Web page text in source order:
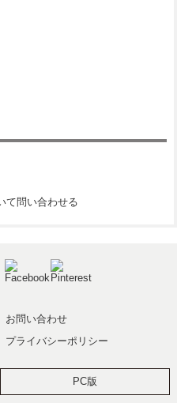
お問い合わせ
プライバシーポリシー
PC版